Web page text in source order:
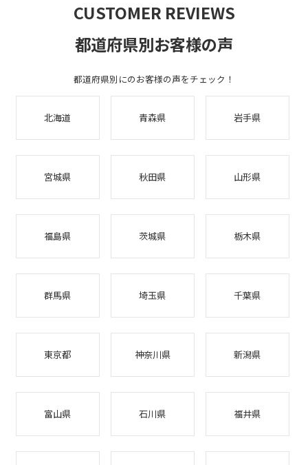
CUSTOMER REVIEWS
都道府県別お客様の声
都道府県別にのお客様の声をチェック！
北海道 青森県 岩手県
宮城県 秋田県 山形県
福島県 茨城県 栃木県
群馬県 埼玉県 千葉県
東京都 神奈川県 新潟県
富山県 石川県 福井県